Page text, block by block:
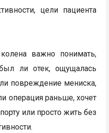
цели пациента
важно понимать,
ли отек, ощущалась
ли повреждение мениска,
операция раньше, хочет
или просто жить без